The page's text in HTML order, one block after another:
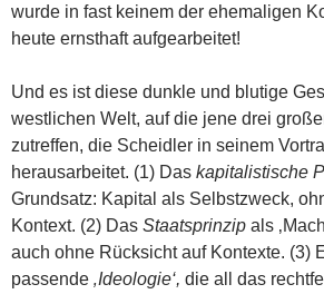
wurde in fast keinem der ehemaligen
heute ernsthaft aufgearbeitet!
Und es ist diese dunkle und blutige
westlichen Welt, auf die jene drei
zutreffen, die Scheidler in seinem
herausarbeitet. (1) Das kapitalistische
Grundsatz: Kapital als Selbstzweck,
Kontext. (2) Das Staatsprinzip als
auch ohne Rücksicht auf Kontexte. (3)
passende ‚Ideologie‘, die all das